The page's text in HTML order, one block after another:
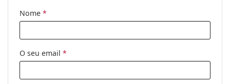
Nome *
O seu email *